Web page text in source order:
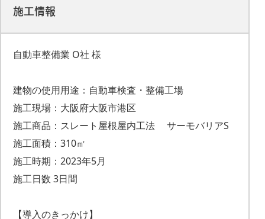
施工情報
自動車整備業 O社 様
建物の使用用途：自動車検査・整備工場
施工現場：大阪府大阪市港区
施工商品：スレート屋根屋内工法 サーモバリアS
施工面積：310㎡
施工時期：2023年5月
施工日数 3日間
【導入のきっかけ】